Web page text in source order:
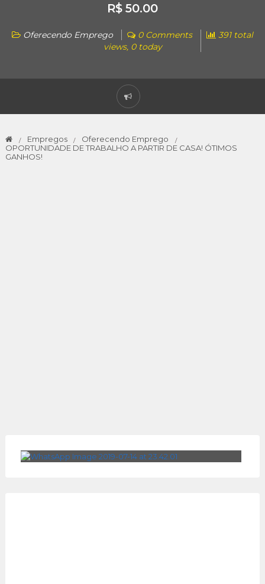
R$ 50.00
Oferecendo Emprego 0 Comments
391 total
views, 0 today
Empregos
Oferecendo Emprego
OPORTUNIDADE DE TRABALHO A PARTIR DE CASA! ÓTIMOS
GANHOS!